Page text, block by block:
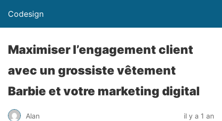
Codesign
Maximiser l’engagement client
avec un grossiste vêtement
Barbie et votre marketing digital
Alan il y a 1 an